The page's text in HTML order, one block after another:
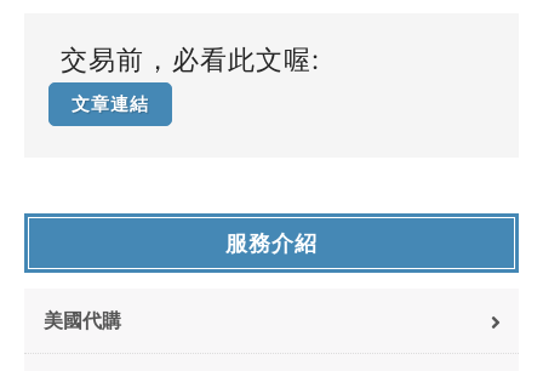
交易前，必看此文喔:
文章連結
服務介紹
美國代購